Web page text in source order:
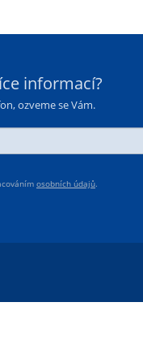
informací?
ozveme se Vám.
osobních údajů.